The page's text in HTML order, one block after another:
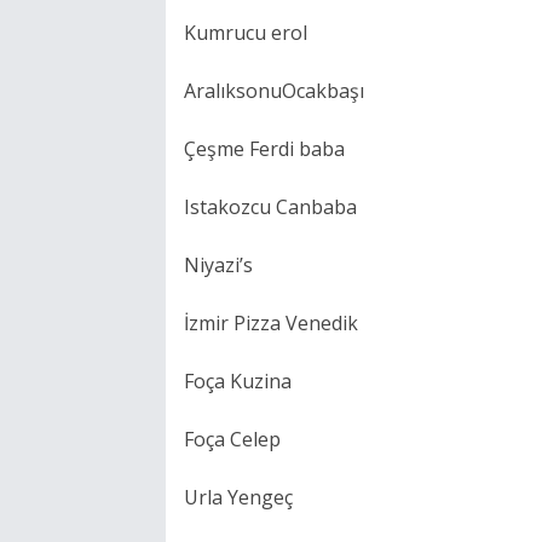
Kumrucu erol
AralıksonuOcakbaşı
Çeşme Ferdi baba
Istakozcu Canbaba
Niyazi’s
İzmir Pizza Venedik
Foça Kuzina
Foça Celep
Urla Yengeç